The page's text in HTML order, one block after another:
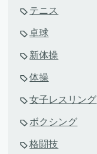
テニス
卓球
新体操
体操
女子レスリング
ボクシング
格闘技